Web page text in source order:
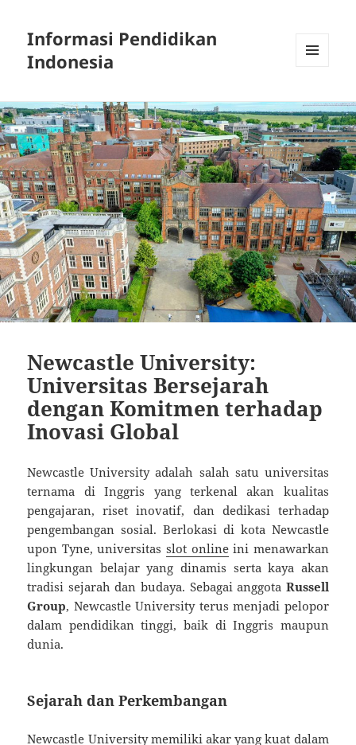
Informasi Pendidikan
Indonesia
WIDGETS
Newcastle University:
Universitas Bersejarah
dengan Komitmen terhadap
Inovasi Global
Newcastle University adalah salah satu universitas
ternama di Inggris yang terkenal akan kualitas
pengajaran, riset inovatif, dan dedikasi terhadap
pengembangan sosial. Berlokasi di kota Newcastle
upon Tyne, universitas slot onlineini menawarkan
lingkungan belajar yang dinamis serta kaya akan
tradisi sejarah dan budaya. Sebagai anggota Russell
Group, Newcastle University terus menjadi pelopor
dalam pendidikan tinggi, baik di Inggris maupun
dunia.
Sejarah dan Perkembangan
Newcastle University memiliki akar yang kuat dalam